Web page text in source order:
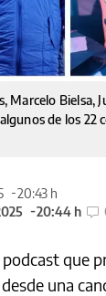
Marcelo Bielsa,
de los 22
20:43 h
20:44 h
que
una